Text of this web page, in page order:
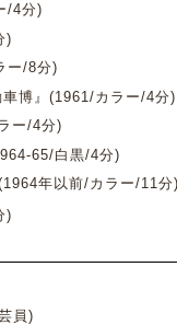
/4分)
)
ー/8分)
博』(1961/カラー/4分)
ー/4分)
65/白黒/4分)
年以前/カラー/11分
)
員)